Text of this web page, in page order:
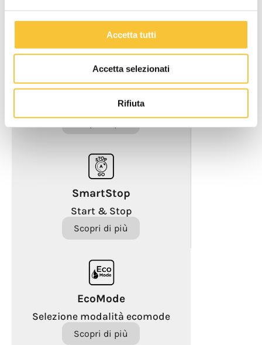
Accetta tutti
Accetta selezionati
Rifiuta
ControlFlow
soluzione sulle spazzole
SmartStop
Start & Stop
Scopri di più
EcoMode
Selezione modalità ecomode
Scopri di più